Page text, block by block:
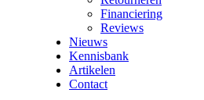
Financiering
Reviews
Nieuws
Kennisbank
Artikelen
Contact